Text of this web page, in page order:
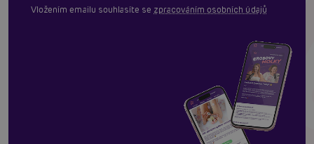
Vložením emailu souhlasíte se zpracováním osobních údajů